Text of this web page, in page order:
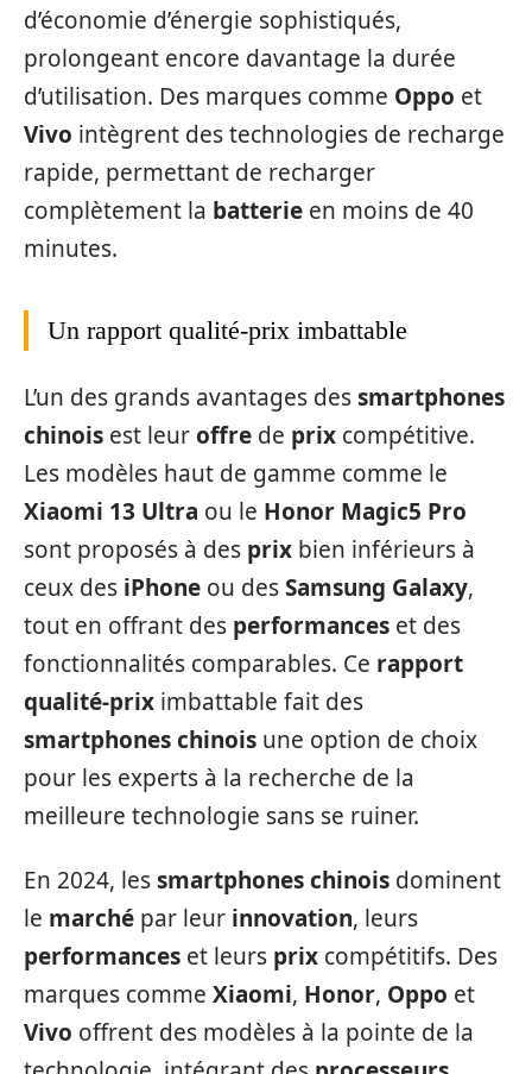
d’économie d’énergie sophistiqués,
prolongeant encore davantage la durée
d’utilisation. Des marques comme Oppo et
Vivo intègrent des technologies de recharge
rapide, permettant de recharger
complètement la batterie en moins de 40
minutes.
Un rapport qualité-prix imbattable
L’un des grands avantages dessmartphones
chinois est leuroffre de prix compétitive.
Les modèles haut de gamme comme le
Xiaomi 13 Ultra ou le Honor Magic5 Pro
sont proposés à des prix bien inférieurs à
ceux des iPhone ou desSamsung Galaxy,
tout en offrant des performances et des
fonctionnalités comparables. Ce rapport
qualité-prix imbattable fait des
smartphones chinois une option de choix
pour les experts à la recherche de la
meilleure technologie sans se ruiner.
En 2024, lessmartphones chinois dominent
le marché par leur innovation, leurs
performances et leurs prix compétitifs. Des
marques comme Xiaomi, Honor, Oppo et
Vivo offrent des modèles à la pointe de la